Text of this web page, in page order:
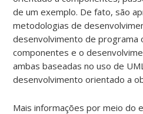
de um exemplo. De fato, são
metodologias de
desenvolvimento de programa
componentes e o
ambas baseadas no uso de
desenvolvimento orientado a
Mais informações por meio do